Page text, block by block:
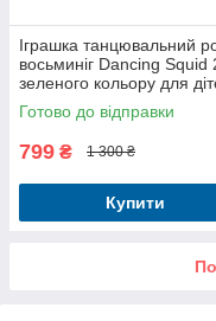
Іграшка танцювальний
восьминіг Dancing Squid
зеленого кольору для
Готово до відправки
799 ₴ 1 300 ₴
Купити